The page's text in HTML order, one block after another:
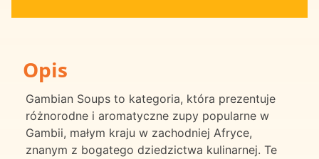
Opis
Gambian Soups to kategoria, która prezentuje
różnorodne i aromatyczne zupy popularne w
Gambii, małym kraju w zachodniej Afryce,
znanym z bogatego dziedzictwa kulinarnej. Te